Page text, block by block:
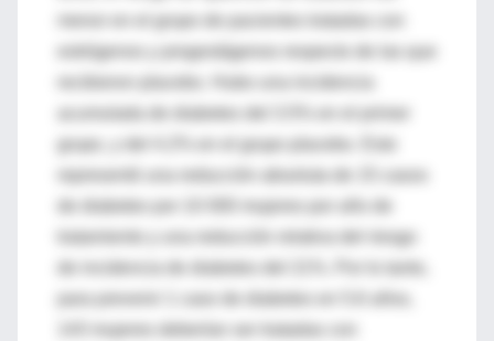
menor en el grupo de pacientes tratadas con
estrógenos y progestágenos respecto de las que
grupo, y del 4.2% en el grupo placebo. Esto
tratamiento y una reducción relativa del riesgo